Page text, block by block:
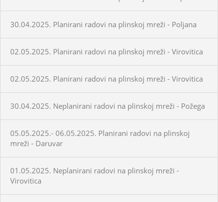
30.04.2025. Planirani radovi na plinskoj mreži - Poljana
02.05.2025. Planirani radovi na plinskoj mreži - Virovitica
02.05.2025. Planirani radovi na plinskoj mreži - Virovitica
30.04.2025. Neplanirani radovi na plinskoj mreži - Požega
05.05.2025.- 06.05.2025. Planirani radovi na plinskoj
mreži - Daruvar
01.05.2025. Neplanirani radovi na plinskoj mreži -
Virovitica